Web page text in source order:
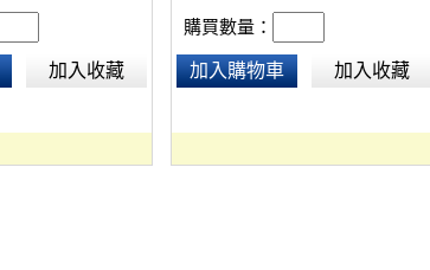
加入收藏
購買數量：
加入購物車 加入收藏